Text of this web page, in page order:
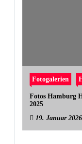
Fotogalerien
Fotos Hamburg
2025
19. Januar 2026